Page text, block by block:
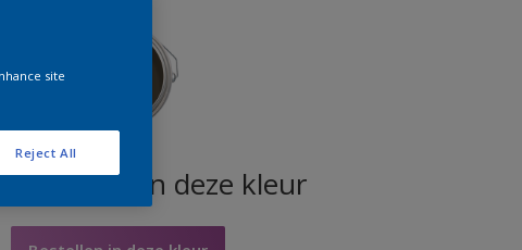
in deze kleur
site
Reject All